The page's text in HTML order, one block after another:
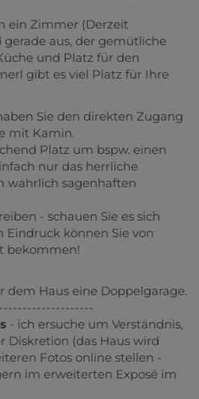
ein Zimmer (Derzeit
aus, der gemütliche
und Platz für den
gibt es viel Platz für Ihre
Sie den direkten Zugang
mit Kamin.
Platz um bspw. einen
nur das herrliche
wahrlich sagenhaften
- schauen Sie es sich
Eindruck können Sie von
bekommen!
dem Haus eine Doppelgarage.
- ich ersuche um Verständnis,
Diskretion (das Haus wird
Fotos online stellen -
im erweiterten Exposé im